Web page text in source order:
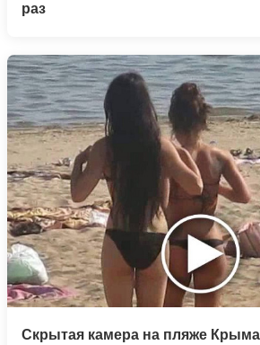
раз
Скрытая камера на пляже